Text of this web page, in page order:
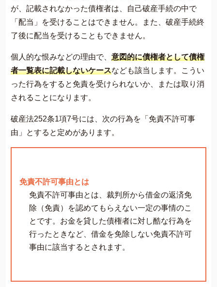
が、記載されなかった債権者は、自己破産手続の中で
「配当」を受けることはできません。また、破産手続終
了後に配当を受けることもできません。
個人的な恨みなどの理由で、 意図的に債権者として債権
者一覧表に記載しないケースなども該当します。こうい
った行為をすると免責を受けられないか、または取り消
されることになります。
破産法252条1項7号には、次の行為を「免責不許可事
由」とすると定めがあります。
免責不許可事由とは
免責不許可事由とは、裁判所から借金の返済免
除（免責）を認めてもらえない一定の事情のこ
とです。お金を貸した債権者に対し酷な行為を
行ったときなど、借金を免除しない免責不許可
事由に該当するとされます。